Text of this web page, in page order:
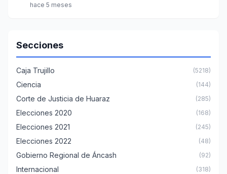
hace 5 meses
Secciones
Caja Trujillo (5218)
Ciencia (144)
Corte de Justicia de Huaraz (285)
Elecciones 2020 (168)
Elecciones 2021 (245)
Elecciones 2022 (48)
Gobierno Regional de Áncash (92)
Internacional (318)